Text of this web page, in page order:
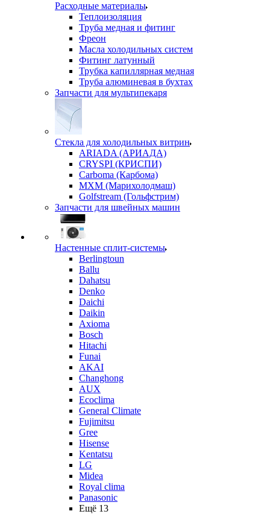
Расходные материалы
Теплоизоляция
Труба медная и фитинг
Фреон
Масла холодильных систем
Фитинг латунный
Трубка капиллярная медная
Труба алюминевая в бухтах
Запчасти для мультипекаря
Стекла для холодильных витрин
ARIADA (АРИАДА)
CRYSPI (КРИСПИ)
Carboma (Карбома)
MXM (Марихолодмаш)
Golfstream (Гольфстрим)
Запчасти для швейных машин
Настенные сплит-системы
Berlingtoun
Ballu
Dahatsu
Denko
Daichi
Daikin
Axioma
Bosch
Hitachi
Funai
AKAI
Changhong
AUX
Ecoclima
General Climate
Fujimitsu
Gree
Hisense
Kentatsu
LG
Midea
Royal clima
Panasonic
Ещё 13